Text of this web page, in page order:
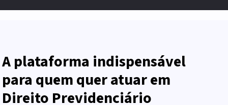
A plataforma indispensável
para quem quer atuar em
Direito Previdenciário